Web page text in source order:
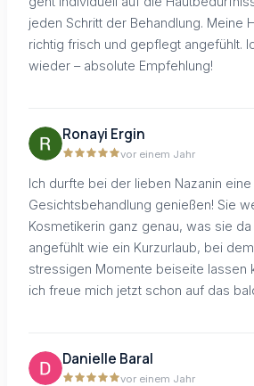
jeden Schritt der Behandlung. Meine
richtig frisch und gepflegt angefühlt.
wieder – absolute Empfehlung!
Ronayi Ergin
vor einem Jahr
Ich durfte bei der lieben Nazanin eine
Gesichtsbehandlung genießen! Sie
Kosmetikerin ganz genau, was sie da
angefühlt wie ein Kurzurlaub, bei
stressigen Momente beiseite lassen
ich freue mich jetzt schon auf das
Danielle Baral
vor einem Jahr